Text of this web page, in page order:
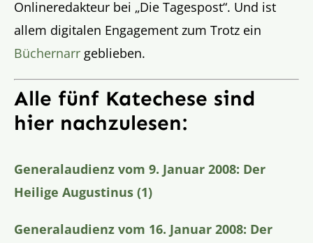
Onlineredakteur bei „Die Tagespost“. Und ist
allem digitalen Engagement zum Trotz ein
Büchernarr geblieben.
Alle fünf Katechese sind
hier nachzulesen:
Generalaudienz vom 9. Januar 2008: Der
Heilige Augustinus (1)
Generalaudienz vom 16. Januar 2008: Der